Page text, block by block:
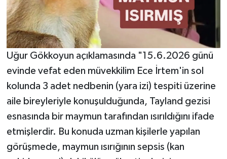
Uğur Gökkoyun açıklamasında "15.6.2026 günü
evinde vefat eden müvekkilim Ece İrtem'in sol
kolunda 3 adet nedbenin (yara izi) tespiti üzerine
aile bireyleriyle konuşulduğunda, Tayland gezisi
esnasında bir maymun tarafından ısırıldığını ifade
etmişlerdir. Bu konuda uzman kişilerle yapılan
görüşmede, maymun ısırığının sepsis (kan